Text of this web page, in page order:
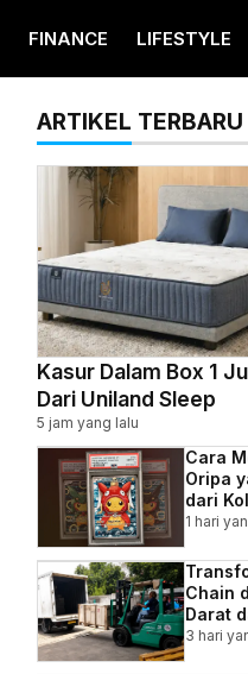
FINANCE LIFESTYLE
ARTIKEL TERBARU
Kasur Dalam Box 1
Dari Uniland Sleep
5 jam yang lalu
Cara
Oripa
dari
1 hari
Chain
Darat
3 hari